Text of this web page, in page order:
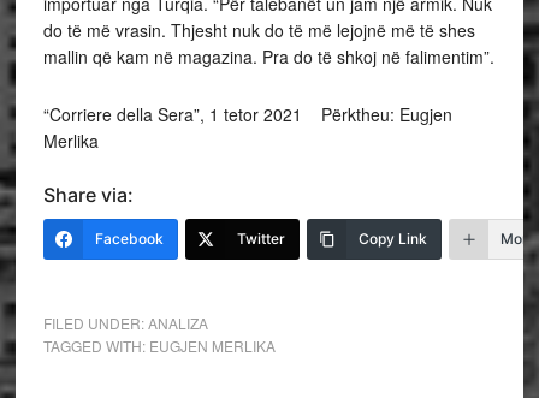
do të më vrasin. Thjesht nuk do të më lejojnë më të shes
mallin që kam në magazina. Pra do të shkoj në falimentim”.
“Corriere della Sera”, 1 tetor 2021 Përktheu: Eugjen
Merlika
Share via:
Facebook Twitter Copy Link More
FILED UNDER:ANALIZA
TAGGED WITH: EUGJEN MERLIKA